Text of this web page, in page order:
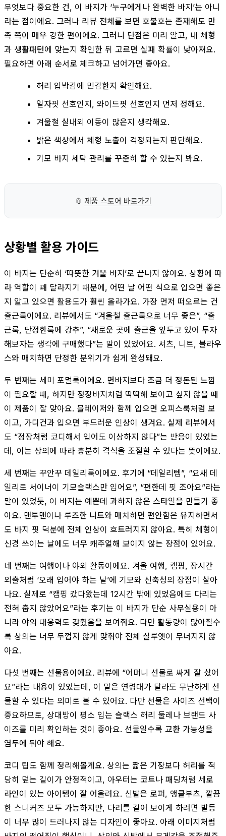
무엇보다 중요한 건, 이 바지가 ‘누구에게나 완벽한 바지’는 아니
라는 점이에요. 그러나 리뷰 전체를 보면 호불호는 존재해도 만
족 쪽이 매우 강한 편이에요. 그러니 단점은 미리 알고, 내 체형
과 생활패턴에 맞는지 확인한 뒤 고르면 실패 확률이 낮아져요.
필요하면 아래 순서로 체크하고 넘어가면 좋아요.
허리 압박감에 민감한지 확인해요.
일자핏 선호인지, 와이드핏 선호인지 먼저 정해요.
겨울철 실내외 이동이 많은지 생각해요.
밝은 색상에서 체형 노출이 걱정되는지 판단해요.
기모 바지 세탁 관리를 꾸준히 할 수 있는지 봐요.
📎 제품 스토어 바로가기
상황별 활용 가이드
이 바지는 단순히 ‘따뜻한 겨울 바지’로 끝나지 않아요. 상황에 따
라 역할이 꽤 달라지기 때문에, 어떤 날 어떤 식으로 입으면 좋은
지 알고 있으면 활용도가 훨씬 올라가요. 가장 먼저 떠오르는 건
출근룩이에요. 리뷰에서도 “겨울철 출근룩으로 너무 좋은”, “출
근룩, 단정한룩에 강추”, “새로운 곳에 출근을 앞두고 있어 투자
해보자는 생각에 구매했다”는 말이 있었어요. 셔츠, 니트, 블라우
스와 매치하면 단정한 분위기가 쉽게 완성돼요.
두 번째는 세미 포멀룩이에요. 면바지보다 조금 더 정돈된 느낌
이 필요할 때, 하지만 정장바지처럼 딱딱해 보이고 싶지 않을 때
이 제품이 잘 맞아요. 블레이저와 함께 입으면 오피스룩처럼 보
이고, 가디건과 입으면 부드러운 인상이 생겨요. 실제 리뷰에서
도 “정장처럼 코디해서 입어도 이상하지 않다”는 반응이 있었는
데, 이는 상의에 따라 충분히 격식을 조절할 수 있다는 뜻이에요.
세 번째는 꾸안꾸 데일리룩이에요. 후기에 “데일리템”, “요새 데
일리로 서이너이 기모슬랙스만 입어요”, “편한데 핏 조아요”라는
말이 있었듯, 이 바지는 예쁜데 과하지 않은 스타일을 만들기 좋
아요. 맨투맨이나 루즈한 니트와 매치하면 편안함은 유지하면서
도 바지 핏 덕분에 전체 인상이 흐트러지지 않아요. 특히 체형이
신경 쓰이는 날에도 너무 캐주얼해 보이지 않는 장점이 있어요.
네 번째는 여행이나 야외 활동이에요. 겨울 여행, 캠핑, 장시간
외출처럼 ‘오래 입어야 하는 날’에 기모와 신축성의 장점이 살아
나요. 실제로 “캠핑 갔다왔는데 12시간 밖에 있었음에도 다리는
전혀 춥지 않았어요”라는 후기는 이 바지가 단순 사무실용이 아
니라 야외 대응력도 갖췄음을 보여줘요. 다만 활동량이 많아질수
록 상의는 너무 두껍지 않게 맞춰야 전체 실루엣이 무너지지 않
아요.
다섯 번째는 선물용이에요. 리뷰에 “어머니 선물로 싸게 잘 샀어
요”라는 내용이 있었는데, 이 말은 연령대가 달라도 무난하게 선
물할 수 있다는 의미로 볼 수 있어요. 다만 선물은 사이즈 선택이
중요하므로, 상대방이 평소 입는 슬랙스 허리 둘레나 브랜드 사
이즈를 미리 확인하는 것이 좋아요. 선물일수록 교환 가능성을
염두에 둬야 해요.
코디 팁도 함께 정리해볼게요. 상의는 짧은 기장보다 허리를 적
당히 덮는 길이가 안정적이고, 아우터는 코트나 패딩처럼 세로
라인이 있는 아이템이 잘 어울려요. 신발은 로퍼, 앵클부츠, 깔끔
한 스니커즈 모두 가능하지만, 다리를 길어 보이게 하려면 발등
이 너무 많이 드러나지 않는 디자인이 좋아요. 아래 이미지처럼